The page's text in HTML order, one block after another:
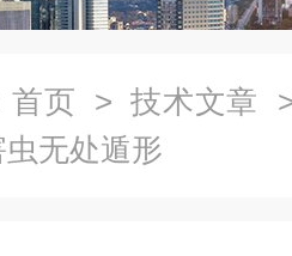
首页 > 技术文章
无处遁形